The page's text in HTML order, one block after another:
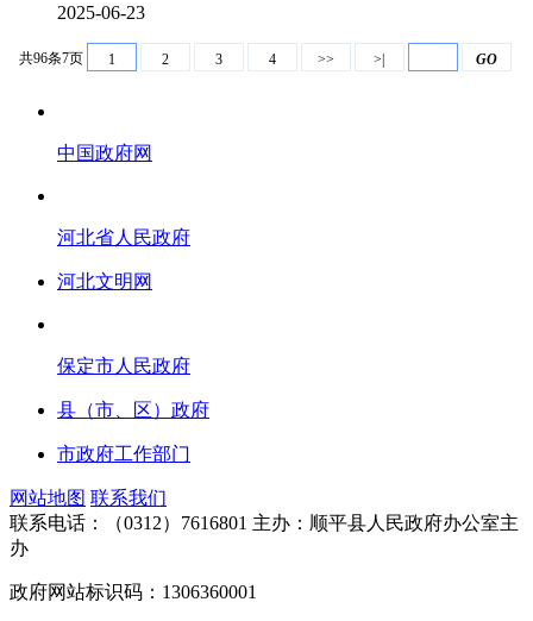
2025-06-23
共96条7页 1 2 3 4 >> >| GO
中国政府网
河北省人民政府
河北文明网
保定市人民政府
县（市、区）政府
市政府工作部门
网站地图 联系我们
联系电话：（0312）7616801 主办：顺平县人民政府办公室主
办
政府网站标识码：1306360001